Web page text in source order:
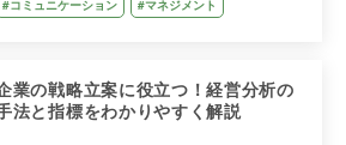
#コミュニケーション
#マネジメント
業の戦略立案に役立つ！経営分析の
法と指標をわかりやすく解説